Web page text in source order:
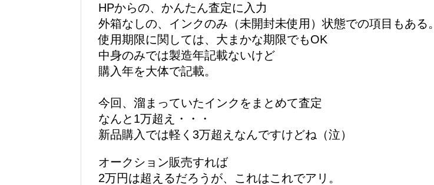
HPからの、かんたん査定に入力
外箱なしの、インクのみ（未開封未使用）状態での項目もある。
使用期限に関しては、大まかな期限でもOK
中身のみでは製造年記載ないけど
購入年を大体で記載。
今回、溜まっていたインクをまとめて査定
なんと1万超え・・・
新品購入では軽く3万超えなんですけどね（泣）
オークション販売すれば
2万円は超えるだろうが、これはこれでアリ。